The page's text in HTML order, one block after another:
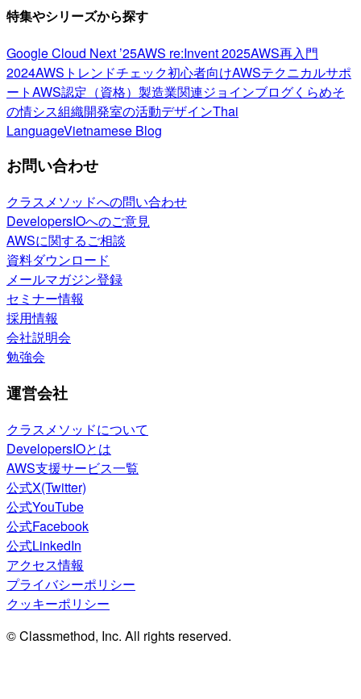
特集やシリーズから探す
Google Cloud Next ’25AWS re:Invent 2025AWS再入門
2024AWSトレンドチェック初心者向けAWSテクニカルサポ
ートAWS認定（資格） 製造業関連ジョインブログくらめそ
の情シス組織開発室の活動デザインThai
LanguageVietnamese Blog
お問い合わせ
クラスメソッドへの問い合わせ
DevelopersIOへのご意見
AWSに関するご相談
資料ダウンロード
メールマガジン登録
セミナー情報
採用情報
会社説明会
勉強会
運営会社
クラスメソッドについて
DevelopersIOとは
AWS支援サービス一覧
公式X(Twitter)
公式YouTube
公式Facebook
公式LinkedIn
アクセス情報
プライバシーポリシー
クッキーポリシー
© Classmethod, Inc. All rights reserved.